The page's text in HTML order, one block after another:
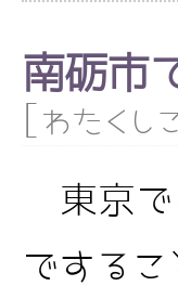
南砺市
わたくし
東京で
でする